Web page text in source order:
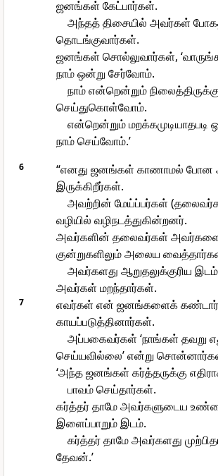
ஜனங்கள் கேட்பார்கள்.
அந்தத் திசையில் அவர்கள்
தொடங்குவார்கள்.
ஜனங்கள் சொல்லுவார்கள்,
நாம் ஒன்று சேர்வோம்.
நாம் என்றென்றும்
செய்துகொள்வோம்.
என்றென்றும் மறக்கமுடியாதபடி
நாம் செய்வோம்.’
6
“எனது ஜனங்கள் காணாமல் போன
இருக்கிறீர்கள்.
அவற்றின் மேய்ப்பர்கள்
வழியில் வழிநடத்துகின்றனர்.
அவர்களின் தலைவர்கள் அவர்களை
குன்றுகளிலும் அலைய
அவர்களது ஆறுதலுக்குரிய
அவர்கள் மறந்தார்கள்.
7
எவர்கள் என் ஜனங்களைக்
காயப்படுத்தினார்கள்.
அப்பகைவர்கள் ‘நாங்கள் தவறு
செய்யவில்லை’ என்று
‘அந்த ஜனங்கள் கர்த்தருக்கு
பாவம் செய்தார்கள்.
கர்த்தர் தாமே அவர்களுடைய
இளைப்பாறும் இடம்.
கர்த்தர் தாமே அவர்களது
தேவன்.’